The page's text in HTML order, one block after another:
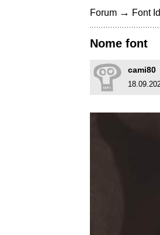
Forum → Font
Nome font
cami80